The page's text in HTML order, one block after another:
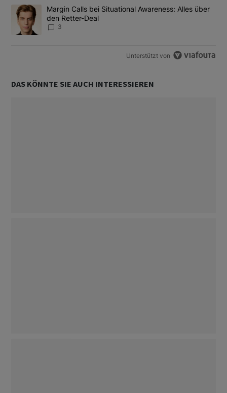
Ein Trendartikel mit dem Titel "Margin Calls bei Situational
Margin Calls bei Situational Awareness: Alles über
den Retter-Deal
3
Unterstützt von
DAS KÖNNTE SIE AUCH INTERESSIEREN